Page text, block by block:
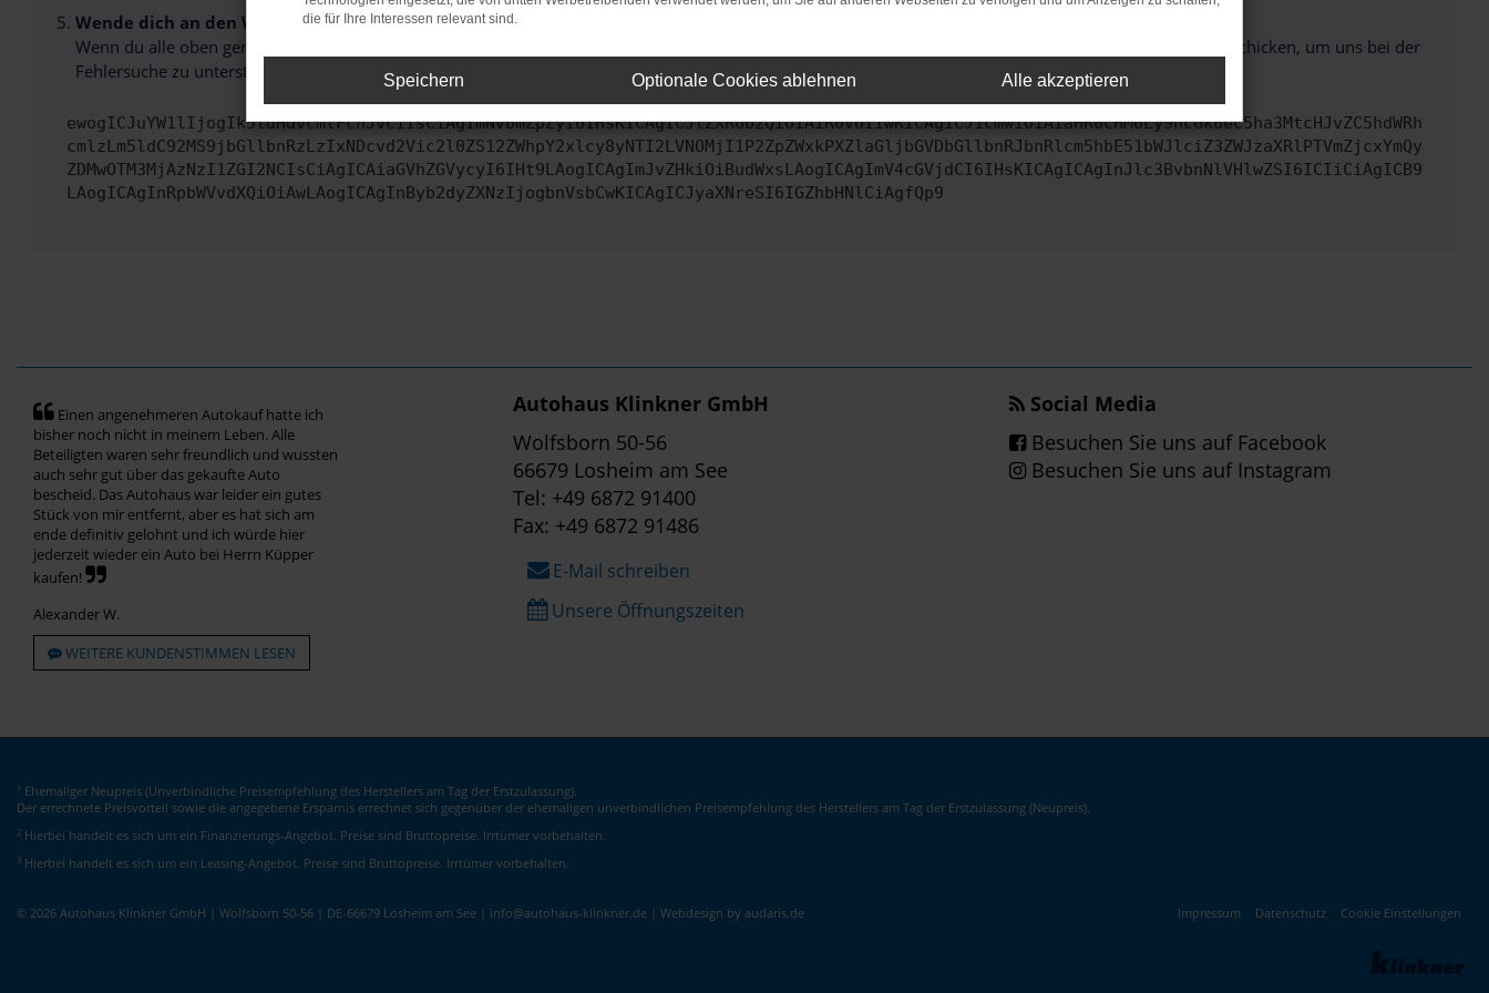
Wende dich an den Webseitenbetreiber.
Wenn du alle oben genannten Schritte versucht hast, kontaktiere uns bitte. Wir werden versuchen, das Problem zu beheben. Du kannst uns diesen Text schicken, um uns bei der
Fehlersuche zu unterstützen:
ewogICJuYW1lIjogIk5ldHdvcmtFcnJvciIsCiAgImNvbmZpZyI6IHsKICAgICJtZXRob2QiOiAiR0VUIiwKICAgICJ1cmwiOiAiaHR0cHM6Ly9hcGkueC5ha3MtcHJvZC5hdWRh
cmlzLm5ldC92MS9jbGllbnRzLzIxNDcvd2Vic2l0ZS12ZWhpY2xlcy8yNTI2LVNOMjI1P2ZpZWxkPXZlaGljbGVDbGllbnRJbnRlcm5hbE51bWJlciZ3ZWJzaXRlPTVmZjcxYmQy
ZDMwOTM3MjAzNzI1ZGI2NCIsCiAgICAiaGVhZGVycyI6IHt9LAogICAgImJvZHkiOiBudWxsLAogICAgImV4cGVjdCI6IHsKICAgICAgInJlc3BvbnNlVHlwZSI6ICIiCiAgICB9
LAogICAgInRpbWVvdXQiOiAwLAogICAgInByb2dyZXNzIjogbnVsbCwKICAgICJyaXNreSI6IGZhbHNlCiAgfQp9
Einen angenehmeren Autokauf hatte ich
bisher noch nicht in meinem Leben. Alle
Beteiligten waren sehr freundlich und wussten
auch sehr gut über das gekaufte Auto
bescheid. Das Autohaus war leider ein gutes
Stück von mir entfernt, aber es hat sich am
ende definitiv gelohnt und ich würde hier
jederzeit wieder ein Auto bei Herrn Küpper
kaufen!
Alexander W.
WEITERE KUNDENSTIMMEN LESEN
Autohaus Klinkner GmbH
Wolfsborn 50-56
66679 Losheim am See
Tel: +49 6872 91400
Fax: +49 6872 91486
E-Mail schreiben
Unsere Öffnungszeiten
Social Media
Besuchen Sie uns auf Facebook
Besuchen Sie uns auf Instagram
1 Ehemaliger Neupreis (Unverbindliche Preisempfehlung des Herstellers am Tag der Erstzulassung).
Der errechnete Preisvorteil sowie die angegebene Ersparnis errechnet sich gegenüber der ehemaligen unverbindlichen Preisempfehlung des Herstellers am Tag der Erstzulassung (Neupreis).
2 Hierbei handelt es sich um ein Finanzierungs-Angebot. Preise sind Bruttopreise. Irrtümer vorbehalten.
3 Hierbei handelt es sich um ein Leasing-Angebot. Preise sind Bruttopreise. Irrtümer vorbehalten.
Impressum Datenschutz Cookie Einstellungen
© 2026 Autohaus Klinkner GmbH | Wolfsborn 50-56 | DE-66679 Losheim am See | info@autohaus-klinkner.de | Webdesign by audaris.de
die für Ihre Interessen relevant sind.
Speichern Optionale Cookies ablehnen Alle akzeptieren